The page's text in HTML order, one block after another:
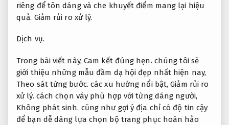
riêng để tôn dáng và che khuyết điểm mang lại hiệu
quả. Giảm rủi ro xử lý.
Dịch vụ.
Trong bài viết này, Cam kết đúng hẹn. chúng tôi sẽ
giới thiệu những mẫu đầm dạ hội đẹp nhất hiện nay,
Theo sát từng bước. các xu hướng nổi bật,Giảm rủi ro
xử lý. cách chọn váy phù hợp với từng dáng người,
Không phát sinh. cũng như gợi ý địa chỉ có độ tin cậy
để bạn dễ dàng lựa chọn bộ trang phục hoàn hảo